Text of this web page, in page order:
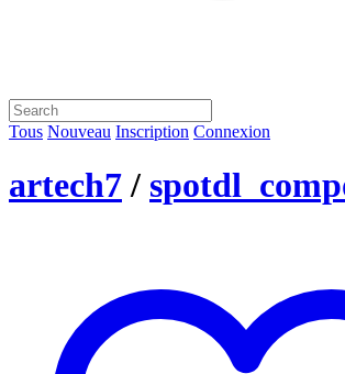
Tous Nouveau Inscription Connexion
artech7 /